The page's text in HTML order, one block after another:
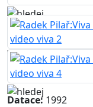
Datace: 1992